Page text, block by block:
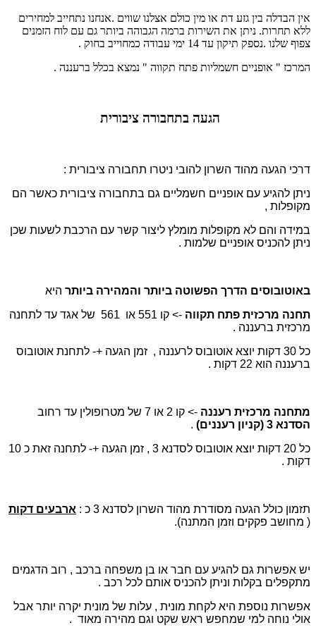
אין הבדלה בין גזע דת או מין כולם אצלנו שווים .אנחנו נתחייב למחירים
ללא תחרות. ניתן את השירות ברמה הגבוהה ביותר גם עם לוח הזמנים
צפוף שלנו .נספק תיקון עד 14 ימי עבודה כמחוייב בחוק .
המרכז " אופניים חשמליות פתח תקווה " נמצא בכלל ברעננה .
הגעה בתחבורה ציבורית
דרכי הגעה מהוד השרון להובי ניטרו תחבורה ציבורית :
ניתן להגיע עם אופניים חשמליים גם בתחבורה ציבורית כאשר הם
מקופלות ,
במידה והם לא מקופלות מומלץ ליצור קשר עם הרכבת לשעות שכן
ניתן להכניס אופניים שלמות .
באוטובוסים הדרך הפשוטה ביותר והמהירה ביותר היא
תחנה מרכזית פתח תקווה
-> קו 551 או 561 של אגד עד לתחנה
מרכזית ברעננה .
כל 30 דקות יוצא אוטובוס לרעננה , זמן הגעה +- לתחנת אוטובוס
ברעננה הוא 22 דקות .
מתחנה מרכזית רעננה -> קו 2 או 7 של מטרופולין עד רחוב
הסדנא 3 (קניון רעננים)
.
כל 20 דקות יוצא אוטובוס לסדנא 3 , זמן הגעה +- לתחנה זאת כ 10
דקות .
תזמון כולל הגעה מסודרת מהוד השרון לסדנא 3 כ :
ארבעים דקות
( מחושב פקקים וזמן המתנה).
יש אפשרות גם להגיע עם חבר או בן משפחה ברכב , רוב הדגמים
מתקפלים בקלות וניתן להכניס אותם לכל רכב .
אפשרות נוספת היא לקחת מונית , עלות של מונית יקרה יותר אבל
אולי נוחה למי שמחפש ראש שקט וגם מהירה מאוד .